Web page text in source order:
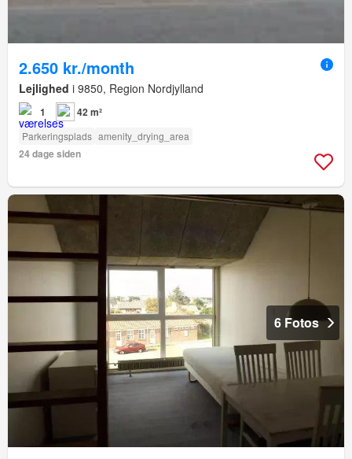
2.650 kr./month
Lejlighed i 9850, Region Nordjylland
1 42 m²
Parkeringsplads amenity_drying_area
24 dage siden
6 Fotos